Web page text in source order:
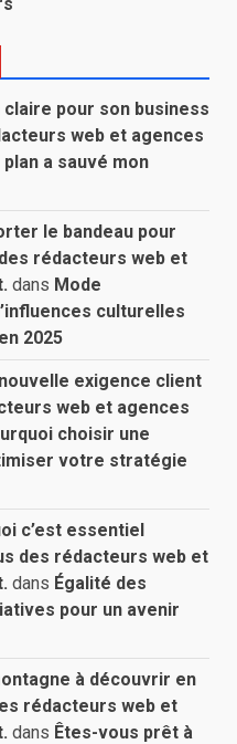
pour son business
web et agences
plan a sauvé mon
le bandeau pour
rédacteurs web et
dans Mode
culturelles
2025
exigence client
web et agences
choisir une
votre stratégie
c’est essentiel
des rédacteurs web et
dans Égalité des
pour un avenir
à découvrir en
rédacteurs web et
dans Êtes-vous prêt à